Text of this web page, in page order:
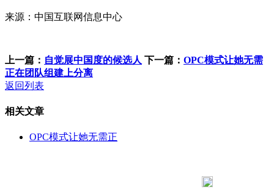
来源：中国互联网信息中心
上一篇： 自觉展中国度的候选人 下一篇： OPC模式让她无需
正在团队组建上分离
返回列表
相关文章
OPC模式让她无需正